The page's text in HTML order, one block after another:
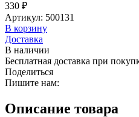
330 ₽
Артикул: 500131
В корзину
Доставка
В наличии
Бесплатная доставка при
Поделиться
Пишите нам:
Описание товара